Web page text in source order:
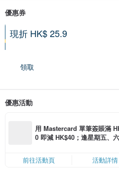
每一種原料經過不同的工藝加工展現了它
到Matter Lab的產品時，能夠感受到這一份
/ 在乎用料
在Matter Lab，我們提供詳細的產品用料資
供應商必須取得了OEKO-TEX®(紡織品信
/關於包包
每一天，你帶著包包出門，裡面裝載了你
當然，每個人的答案都不一樣；可能是一
上還挽著一個包，裡裝了文件、筆電，俐
工作；又或者是一位正在為升學做準備的
到健身房報到。
優惠券
現折 HK$ 25.9
領取
優惠活動
用 Mastercard 單筆簽賬滿
0 即減 HK$40；逢星期五、
限，額滿即止，僅限「常用信
卡」結帳）
前往活動頁 活動詳情